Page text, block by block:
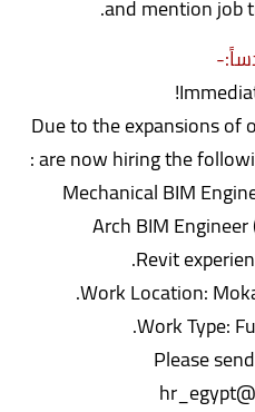
and mention job
Due to the expansions of
are now hiring the
Please